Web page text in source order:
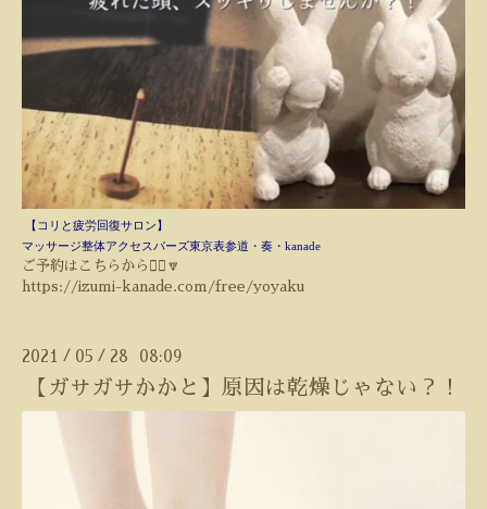
【コリと疲労回復サロン】
マッサージ整体アクセスバーズ東京表参道・奏・kanade
ご予約はこちらから💁‍♀️🔽
https://izumi-kanade.com/free/yoyaku
2021 / 05 / 28 08:09
【ガサガサかかと】原因は乾燥じゃない？！